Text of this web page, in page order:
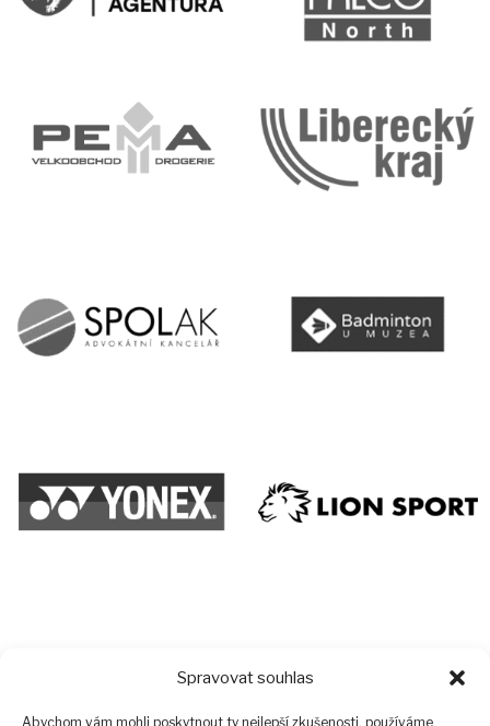
Spravovat souhlas
Abychom vám mohli poskytnout ty nejlepší zkušenosti, používáme